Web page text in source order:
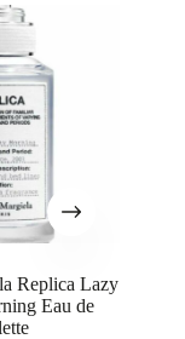
Replica Lazy
Eau de